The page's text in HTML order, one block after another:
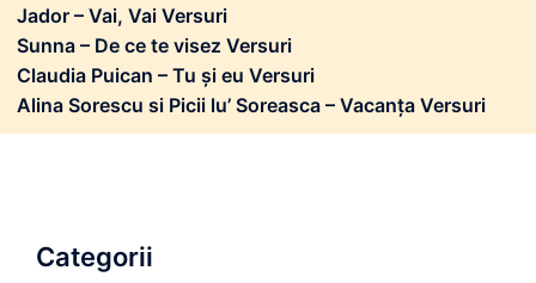
Jador – Vai, Vai Versuri
Sunna – De ce te visez Versuri
Claudia Puican – Tu și eu Versuri
Alina Sorescu si Picii lu’ Soreasca – Vacanța Versuri
Categorii